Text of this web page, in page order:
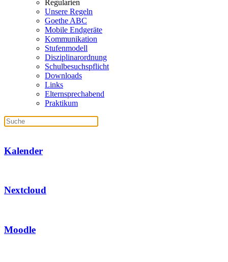
Regularien
Unsere Regeln
Goethe ABC
Mobile Endgeräte
Kommunikation
Stufenmodell
Disziplinarordnung
Schulbesuchspflicht
Downloads
Links
Elternsprechabend
Praktikum
Kalender
Nextcloud
Moodle